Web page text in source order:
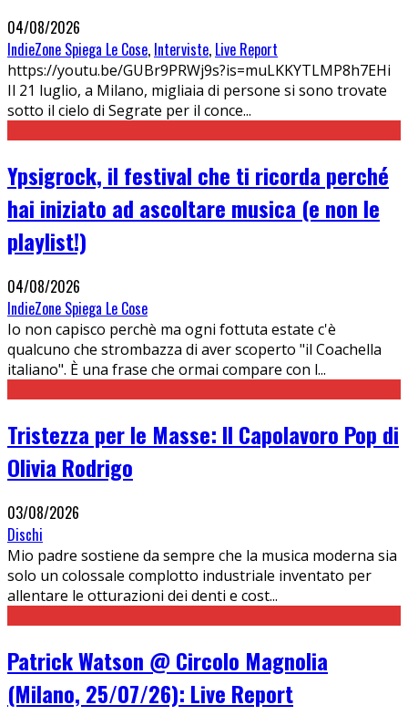
04/08/2026
IndieZone Spiega Le Cose, Interviste, Live Report
https://youtu.be/GUBr9PRWj9s?is=muLKKYTLMP8h7EHi
Il 21 luglio, a Milano, migliaia di persone si sono trovate
sotto il cielo di Segrate per il conce...
Ypsigrock, il festival che ti ricorda perché
hai iniziato ad ascoltare musica (e non le
playlist!)
04/08/2026
IndieZone Spiega Le Cose
Io non capisco perchè ma ogni fottuta estate c'è
qualcuno che strombazza di aver scoperto "il Coachella
italiano". È una frase che ormai compare con l...
Tristezza per le Masse: Il Capolavoro Pop di
Olivia Rodrigo
03/08/2026
Dischi
Mio padre sostiene da sempre che la musica moderna sia
solo un colossale complotto industriale inventato per
allentare le otturazioni dei denti e cost...
Patrick Watson @ Circolo Magnolia
(Milano, 25/07/26): Live Report